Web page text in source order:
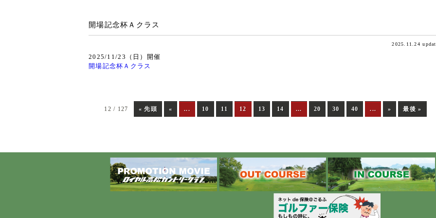
開場記念杯Ａクラス
2025.11.24
2025/11/23（日）開催
開場記念杯Ａクラス
12 / 127 « 先頭 « ... 10 11 12 13 14 ... 20 30 40 ... » 最後 »